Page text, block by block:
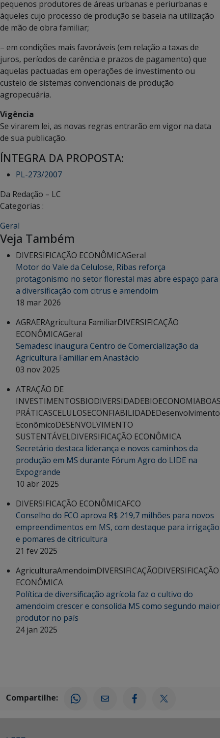
pequenos produtores de áreas urbanas e periurbanas e
àqueles cujo processo de produção se baseia na utilização
de mão de obra familiar;
– em condições mais favoráveis (em relação a taxas de
juros, períodos de carência e prazos de pagamento) que
aquelas pactuadas em operações de investimento ou
custeio de sistemas convencionais de produção
agropecuária.
Vigência
Se virarem lei, as novas regras entrarão em vigor na data
de sua publicação.
ÍNTEGRA DA PROPOSTA:
PL-273/2007
Da Redação – LC
Categorias :
Geral
Veja Também
DIVERSIFICAÇÃO ECONÔMICAGeral
Motor do Vale da Celulose, Ribas reforça
protagonismo no setor florestal mas abre espaço para
a diversificação com citrus e amendoim
18 mar 2026
AGRAERAgricultura FamiliarDIVERSIFICAÇÃO
ECONÔMICAGeral
Semadesc inaugura Centro de Comercialização da
Agricultura Familiar em Anastácio
03 nov 2025
ATRAÇÃO DE
INVESTIMENTOSBIODIVERSIDADEBIOECONOMIA
PRÁTICASCELULOSECONFIABILIDADEDesenvolvimento
EconômicoDESENVOLVIMENTO
SUSTENTÁVELDIVERSIFICAÇÃO ECONÔMICA
Secretário destaca liderança e novos caminhos da
produção em MS durante Fórum Agro do LIDE na
Expogrande
10 abr 2025
DIVERSIFICAÇÃO ECONÔMICAFCO
Conselho do FCO aprova R$ 219,7 milhões para novos
empreendimentos em MS, com destaque para irrigação
e pomares de citricultura
21 fev 2025
AgriculturaAmendoimDIVERSIFICAÇÃODIVERSIFICAÇÃO
ECONÔMICA
Política de diversificação agrícola faz o cultivo do
amendoim crescer e consolida MS como segundo maior
produtor no país
24 jan 2025
Compartilhe: